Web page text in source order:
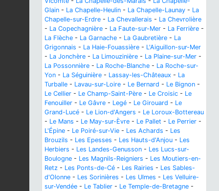
Glain - La Chapelle-Heulin - La Chapelle-Launay - La
Chapelle-sur-Erdre - La Chevallerais - La Chevrolière
- La Copechagnière - La Faute-sur-Mer - La Ferrière -
La Flèche - La Garnache - La Gaubretière - La
Grigonnais - La Haie-Fouassière - L'Aiguillon-sur-Mer
- La Jonchère - La Limouzinière - La Plaine-sur-Mer -
La Possonnière - La Roche-Blanche - La Roche-sur-
Yon - La Séguinière - Lassay-les-Châteaux - La
Turballe - Lavau-sur-Loire - Le Bernard - Le Bignon -
Le Cellier - Le Champ-Saint-Père - Le Croisic - Le
Fenouiller - Le Gâvre - Legé - Le Girouard - Le
Grand-Lucé - Le Lion-d'Angers - Le Loroux-Bottereau
- Le Mans - Le May-sur-Èvre - Le Pallet - Le Perrier -
L'Épine - Le Poiré-sur-Vie - Les Achards - Les
Brouzils - Les Epesses - Les Hauts-d'Anjou - Les
Herbiers - Les Landes-Genusson - Les Lucs-sur-
Boulogne - Les Magnils-Reigniers - Les Moutiers-en-
Retz - Les Ponts-de-Cé - Les Rairies - Les Sables-
d'Olonne - Les Sorinières - Les Ulmes - Les Velluire-
sur-Vendée - Le Tablier - Le Temple-de-Bretagne -